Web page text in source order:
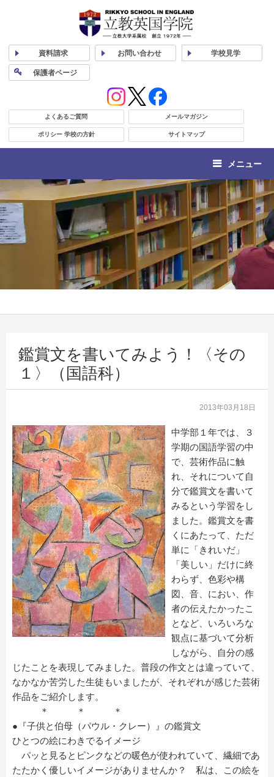
資料請求 お問い合わせ 学校見学
保護者ページ
よくあるご質問 メールマガジン
ポリシー 学校の方針 サイトマップ
メニュー
鑑賞文を書いてみよう！〈その
１〉（国語科）
2013年03月18日
中学部１年では、３
学期の国語学習の中
で、芸術作品に触
れ、それについて自
分で鑑賞文を書いて
みるという学習をし
ました。鑑賞文を書
くにあたって、ただ
単に「きれいだ」
「美しい」だけに終
わらず、色彩や構
図、音、におい、作
者の伝えたかったこ
となど、いろいろな
観点に基づいて分析
しながら、自分の感
じたことを表現してみました。普段の作文とは違っていて、
なかなか苦労した生徒もいましたが、それぞれが感じた芸術
作品をご紹介します。
＊ ＊ ＊
●『子供と伯母（パウル・クレー）』の鑑賞文
ひとつの絵にわきでるイメージ
パッと見るとピンクなどの暖色が使われていて、繊細であ
たたかく優しいイメージがありませんか？ 私は、この絵を